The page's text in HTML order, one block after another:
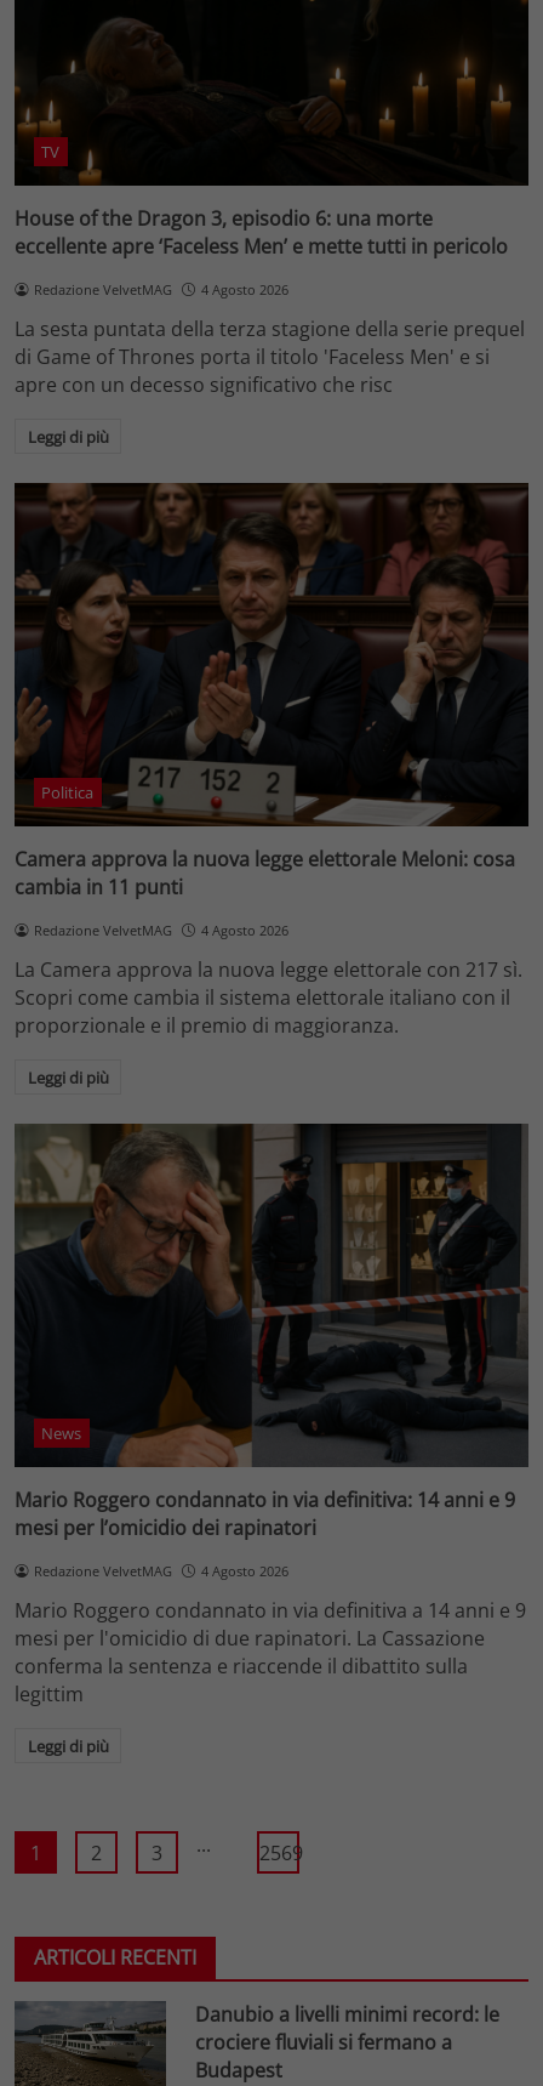
TV
House of the Dragon 3, episodio 6: una morte
eccellente apre ‘Faceless Men’ e mette tutti in pericolo
Redazione VelvetMAG 4 Agosto 2026
La sesta puntata della terza stagione della serie prequel
di Game of Thrones porta il titolo 'Faceless Men' e si
apre con un decesso significativo che risc
Leggi di più
Politica
Camera approva la nuova legge elettorale Meloni: cosa
cambia in 11 punti
Redazione VelvetMAG 4 Agosto 2026
La Camera approva la nuova legge elettorale con 217 sì.
Scopri come cambia il sistema elettorale italiano con il
proporzionale e il premio di maggioranza.
Leggi di più
News
Mario Roggero condannato in via definitiva: 14 anni e 9
mesi per l’omicidio dei rapinatori
Redazione VelvetMAG 4 Agosto 2026
Mario Roggero condannato in via definitiva a 14 anni e 9
mesi per l'omicidio di due rapinatori. La Cassazione
conferma la sentenza e riaccende il dibattito sulla
legittim
Leggi di più
1 2 3 ... 2569
ARTICOLI RECENTI
Danubio a livelli minimi record: le
crociere fluviali si fermano a
Budapest